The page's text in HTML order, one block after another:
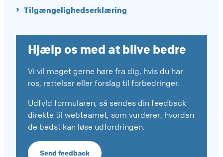
Tilgængelighedserklæring
Hjælp os med at blive bedre
Vi vil meget gerne høre fra dig, hvis du har
ros, rettelser eller forslag til forbedringer.
Udfyld formularen, så sendes din feedback
direkte til webteamet, som vurderer, hvordan
de bedst kan løse udfordringen.
Send feedback